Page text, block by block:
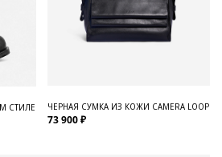
СТИЛЕ
ЧЕРНАЯ СУМКА ИЗ КОЖИ CAMERA LOOP
73 900 ₽